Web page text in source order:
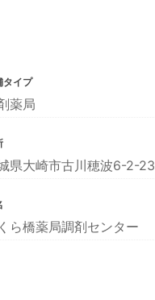
タイプ
薬局
県大崎市古川穂波6-2-23
ら橋薬局調剤センター